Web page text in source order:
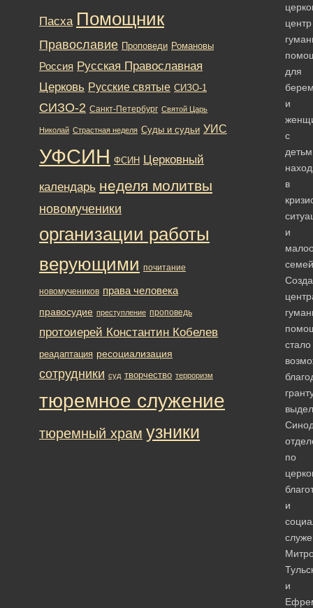
центр
для
и
с
в
и
стало
по
и
и
Пасха Помощник
Православие Проповеди Романовы
Россия Русская Православная
Церковь Русские святые СИЗО-1
СИЗО-2 Санкт-Петербург Святой Царь
Николай Страстная неделя Суды и судьи УИС
УФСИН ФСИН Церковный
календарь неделя молитвы
новомученики
организации работы
верующими почитание
новомучеников права человека
правосудие преступление проповедь
протоиерей Константин Кобелев
реадаптация ресоциализация
сотрудники суд творчество терроризм
тюремное служение
тюремный храм узники